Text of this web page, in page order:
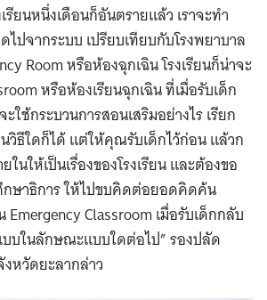
รียนหนึ่งเดือนก็อันตรายแล้ว เราจะทำ
ไปจากระบบ เปรียบเทียบกับโรงพยาบาล
Room หรือห้องฉุกเฉิน โรงเรียนก็น่าจะ
หรือห้องเรียนฉุกเฉิน ที่เมื่อรับเด็ก
ใช้กระบวนการสอนเสริมอย่างไร เรียก
วิธีใดก็ได้ แต่ให้คุณรับเด็กไว้ก่อน แล้วก
นให้เป็นเรื่องของโรงเรียน และต้องขอ
กษาธิการ ให้ไปขบคิดต่อยอดคิดค้น
Classroom เมื่อรับเด็กกลับ
บในลักษณะแบบใดต่อไป”​ รองปลัด
หวัดยะลากล่าว